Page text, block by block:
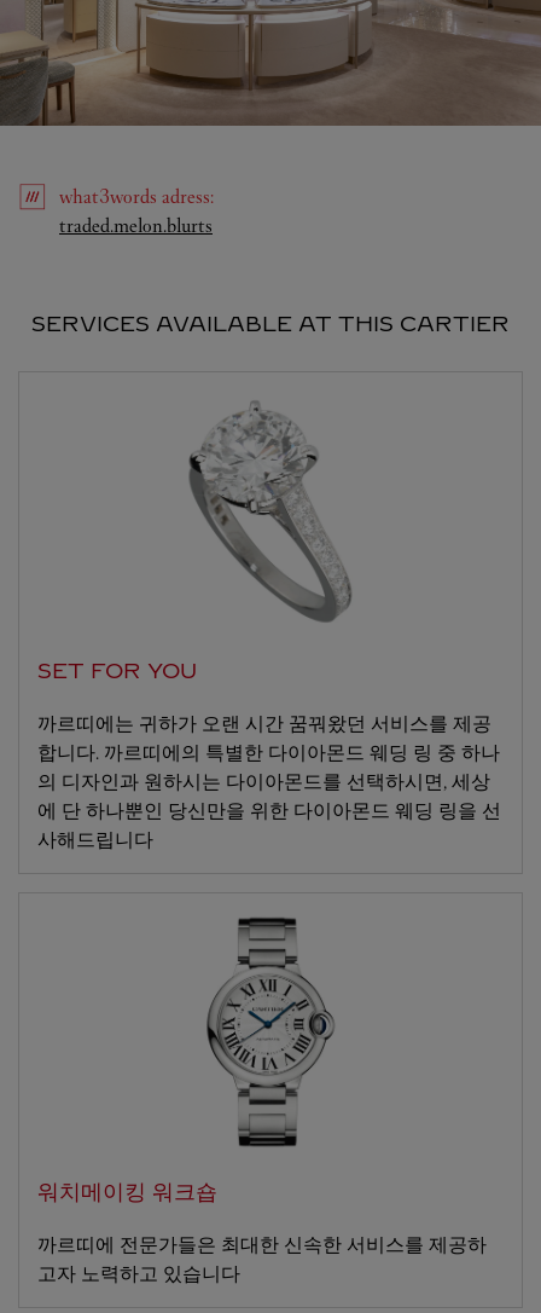
what3words adress:
traded.melon.blurts
SERVICES AVAILABLE AT THIS CARTIER
SET FOR YOU
까르띠에는 귀하가 오랜 시간 꿈꿔왔던 서비스를 제공
합니다. 까르띠에의 특별한 다이아몬드 웨딩 링 중 하나
의 디자인과 원하시는 다이아몬드를 선택하시면, 세상
에 단 하나뿐인 당신만을 위한 다이아몬드 웨딩 링을 선
사해드립니다
워치메이킹 워크숍
까르띠에 전문가들은 최대한 신속한 서비스를 제공하
고자 노력하고 있습니다